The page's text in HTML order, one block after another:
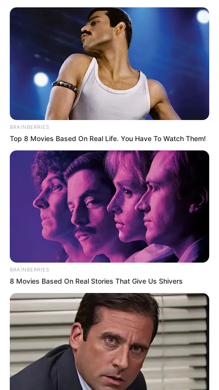
BRAINBERRIES
Top 8 Movies Based On Real Life. You Have To Watch Them!
BRAINBERRIES
8 Movies Based On Real Stories That Give Us Shivers